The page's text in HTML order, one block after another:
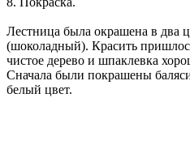
Лестница была окрашена в два
(шоколадный). Красить
чистое дерево и шпаклевка
Сначала были покрашены
белый цвет.